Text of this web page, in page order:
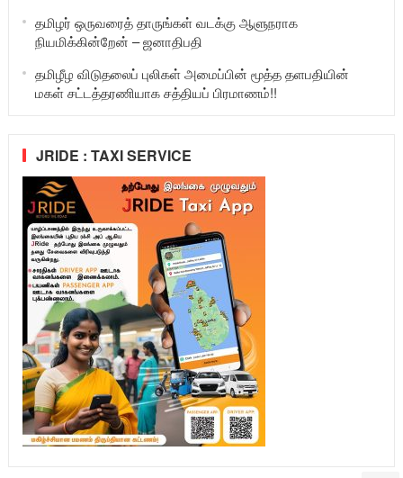
தமிழர் ஒருவரைத் தாருங்கள் வடக்கு ஆளுநராக
நியமிக்கின்றேன் – ஜனாதிபதி
தமிழீழ விடுதலைப் புலிகள் அமைப்பின் மூத்த தளபதியின்
மகள் சட்டத்தரணியாக சத்தியப் பிரமாணம்!!
JRIDE : TAXI SERVICE